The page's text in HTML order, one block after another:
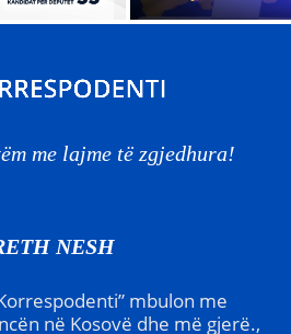
me lajme të zgjedhura!
NESH
mbulon me
në Kosovë dhe më gjerë.,